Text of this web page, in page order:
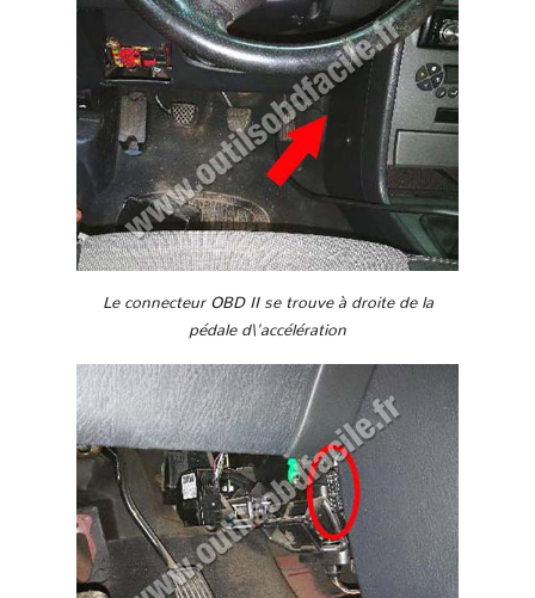
Le connecteur OBD II se trouve à droite de la
pédale d\'accélération